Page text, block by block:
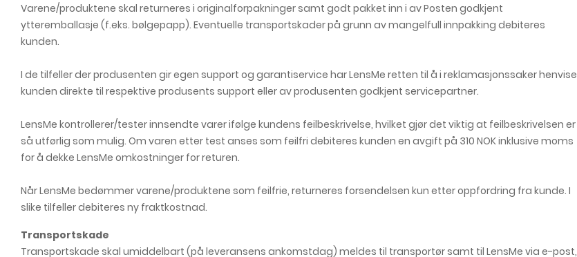
Varene/produktene skal returneres i originalforpakninger samt godt pakket inn i av Posten godkjent
ytteremballasje (f.eks. bølgepapp). Eventuelle transportskader på grunn av mangelfull innpakking debiteres
kunden.
I de tilfeller der produsenten gir egen support og garantiservice har LensMe retten til å i reklamasjonssaker henvise
kunden direkte til respektive produsents support eller av produsenten godkjent servicepartner.
LensMe kontrollerer/tester innsendte varer ifølge kundens feilbeskrivelse, hvilket gjør det viktig at feilbeskrivelsen er
så utførlig som mulig. Om varen etter test anses som feilfri debiteres kunden en avgift på 310 NOK inklusive moms
for å dekke LensMe omkostninger for returen.
Når LensMe bedømmer varene/produktene som feilfrie, returneres forsendelsen kun etter oppfordring fra kunde. I
slike tilfeller debiteres ny fraktkostnad.
Transportskade
Transportskade skal umiddelbart (på leveransens ankomstdag) meldes til transportør samt til LensMe via e-post,